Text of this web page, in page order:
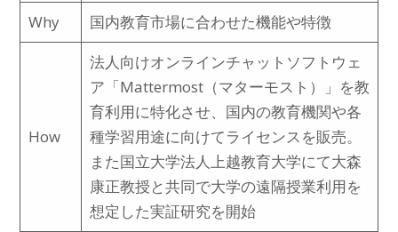
Why
国内教育市場に合わせた機能や特徴
How
法人向けオンラインチャットソフトウェ
ア「Mattermost（マターモスト）」を教
育利用に特化させ、国内の教育機関や各
種学習用途に向けてライセンスを販売。
また国立大学法人上越教育大学にて大森
康正教授と共同で大学の遠隔授業利用を
想定した実証研究を開始